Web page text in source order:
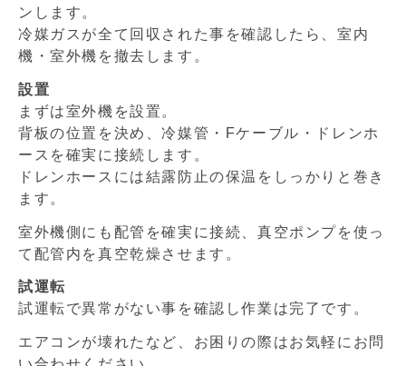
ンします。
冷媒ガスが全て回収された事を確認したら、室内
機・室外機を撤去します。
設置
まずは室外機を設置。
背板の位置を決め、冷媒管・Fケーブル・ドレンホ
ースを確実に接続します。
ドレンホースには結露防止の保温をしっかりと巻き
ます。
室外機側にも配管を確実に接続、真空ポンプを使っ
て配管内を真空乾燥させます。
試運転
試運転で異常がない事を確認し作業は完了です。
エアコンが壊れたなど、お困りの際はお気軽にお問